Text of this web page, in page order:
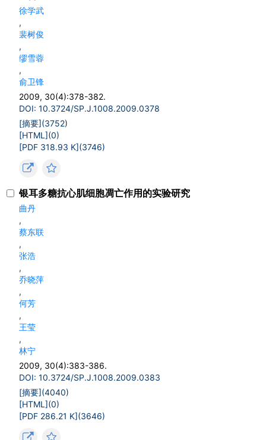
徐学武
,
裴树俊
,
缪雪蓉
,
俞卫锋
2009, 30(4):378-382.
DOI: 10.3724/SP.J.1008.2009.0378
[摘要](3752)
[HTML](0)
[PDF 318.93 K](3746)
银耳多糖抗心肌细胞凋亡作用的实验研究
曲丹
,
蔡东联
,
张浩
,
乔晓萍
,
何芳
,
王莹
,
林宁
2009, 30(4):383-386.
DOI: 10.3724/SP.J.1008.2009.0383
[摘要](4040)
[HTML](0)
[PDF 286.21 K](3646)